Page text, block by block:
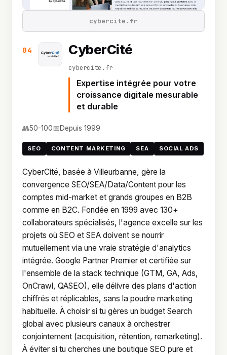
04 CyberCité
cybercite.fr
Expertise intégrée pour votre
croissance digitale mesurable
et durable
👥50-100📅Depuis 1999
SEO CONTENT MARKETING SEA SOCIAL ADS
CyberCité, basée à Villeurbanne, gère la
convergence SEO/SEA/Data/Content pour les
comptes mid-market et grands groupes en B2B
comme en B2C. Fondée en 1999 avec 130+
collaborateurs spécialisés, l'agence excelle sur les
projets où SEO et SEA doivent se nourrir
mutuellement via une vraie stratégie d'analytics
intégrée. Google Partner Premier et certifiée sur
l'ensemble de la stack technique (GTM, GA, Ads,
OnCrawl, QASEO), elle délivre des plans d'action
chiffrés et réplicables, sans la poudre marketing
habituelle. À choisir si tu gères un budget Search
global avec plusieurs canaux à orchestrer
conjointement (acquisition, rétention, remarketing).
À éviter si tu cherches une boutique SEO pure et
cybercite.fr